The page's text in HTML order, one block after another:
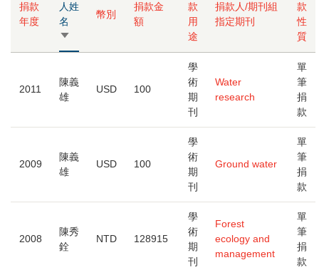
捐款
年度
人姓
名
由
小
大
幣別
捐款金
額
款
用
途
捐款人/期刊組
指定期刊
款
性
質
2011
陳義
雄
USD 100
學
術
期
刊
Water
research
單
筆
捐
款
2009
陳義
雄
USD 100
學
術
期
刊
Ground water
單
筆
捐
款
2008
陳秀
銓
NTD 128915
學
術
期
刊
Forest
ecology and
management
單
筆
捐
款